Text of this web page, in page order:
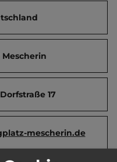
Dauerstellplätze
Mescherin
17
mescherin.de